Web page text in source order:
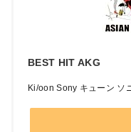
BEST HIT AKG
Ki/oon Sony キューン ソ